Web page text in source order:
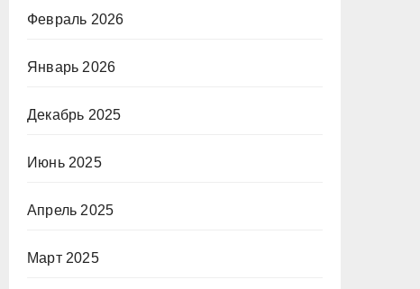
Февраль 2026
Январь 2026
Декабрь 2025
Июнь 2025
Апрель 2025
Март 2025